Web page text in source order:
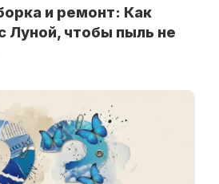
и ремонт: Как
Луной, чтобы пыль не